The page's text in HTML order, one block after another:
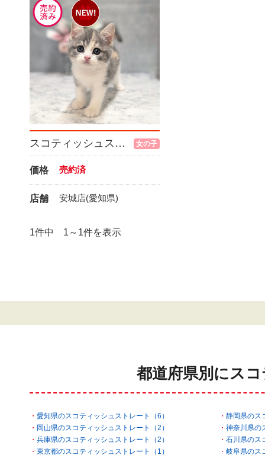
スコティッシュストレート 女の子
価格 売約済
店舗 安城店(愛知県)
1件中 1～1件を表示
都道府県別にス
愛知県のスコティッシュストレート（6）
静岡県のス
岡山県のスコティッシュストレート（2）
神奈川県の
兵庫県のスコティッシュストレート（2）
石川県のス
東京都のスコティッシュストレート（1）
岐阜県のス